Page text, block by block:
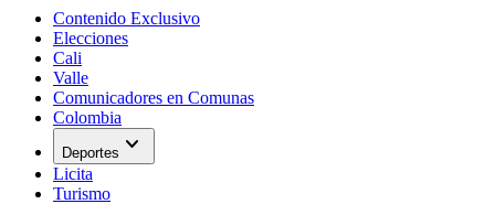
Contenido Exclusivo
Elecciones
Cali
Valle
Comunicadores en Comunas
Colombia
Deportes expand_more
Licita
Turismo